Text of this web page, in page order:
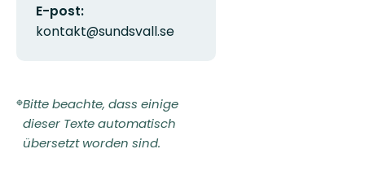
E-post:
kontakt@sundsvall.se
Bitte beachte, dass einige
dieser Texte automatisch
übersetzt worden sind.